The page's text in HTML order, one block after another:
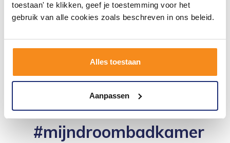
toestaan' te klikken, geef je toestemming voor het
gebruik van alle cookies zoals beschreven in ons beleid.
Alles toestaan
Aanpassen
139,15
115,00
Meer info
275,95
Meer info
1 2 3 4 5 6 7
#mijndroombadkamer